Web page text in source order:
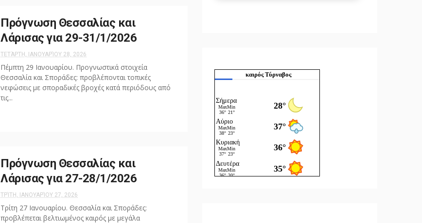
Πρόγνωση Θεσσαλίας και
Λάρισας για 29-31/1/2026
ΤΕΤΆΡΤΗ, ΙΑΝΟΥΑΡΊΟΥ 28, 2026
Πέμπτη 29 Ιανουαρίου. Προγνωστικά στοιχεία
Θεσσαλία και Σποράδες: προβλέπονται τοπικές
νεφώσεις με σποραδικές βροχές κατά περιόδους από
τις...
Πρόγνωση Θεσσαλίας και
Λάρισας για 27-28/1/2026
ΤΡΊΤΗ, ΙΑΝΟΥΑΡΊΟΥ 27, 2026
Τρίτη 27 Ιανουαρίου. Θεσσαλία και Σποράδες:
προβλέπεται βελτιωμένος καιρός με μεγάλα
καιρός Τύρναβος